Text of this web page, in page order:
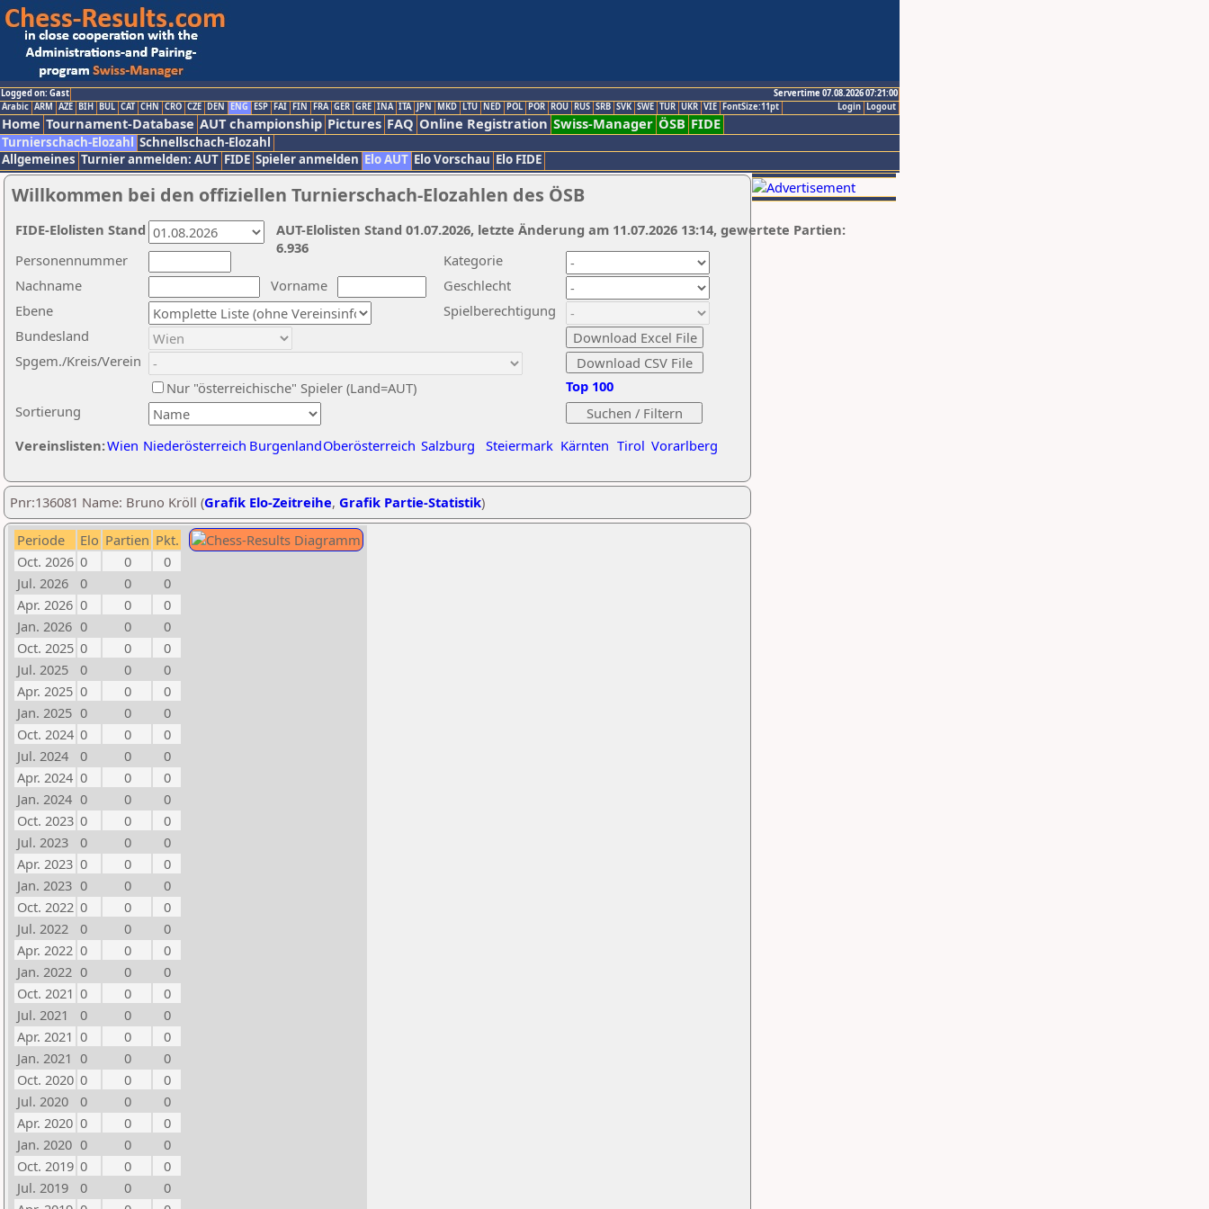
Logged on: Gast
Servertime 07.08.2026 07:21:00
Logout
Login
Arabic ARM AZE BIH BUL CAT CHN CRO CZE DEN ENG ESP FAI FIN FRA GER GRE INA ITA JPN MKD LTU NED POL POR ROU RUS SRB SVK SWE TUR UKR VIE FontSize:11pt
Home Tournament-Database AUT championship Pictures FAQ Online Registration Swiss-Manager ÖSB FIDE
Turnierschach-Elozahl Schnellschach-Elozahl
Allgemeines Turnier anmelden: AUT FIDE Spieler anmelden Elo AUT Elo Vorschau Elo FIDE
Willkommen bei den offiziellen Turnierschach-Elozahlen des ÖSB
Nachname
Vorname
Ebene
Kategorie
Sortierung
Personennummer
Bundesland
Spgem./Kreis/Verein
Geschlecht
Nur "österreichische" Spieler (Land=AUT)
Spielberechtigung
Vereinslisten:Wien Niederösterreich BurgenlandOberösterreich Salzburg Steiermark Kärnten Tirol Vorarlberg
Top 100
AUT-Elolisten Stand 01.07.2026, letzte Änderung am 11.07.2026 13:14, gewertete Partien:
6.936
FIDE-Elolisten Stand
Pnr:136081 Name: Bruno Kröll (Grafik Elo-Zeitreihe, Grafik Partie-Statistik)
Periode Elo Partien Pkt.
Oct. 2026 0 0
0
Jul. 2026
0 0
0
Apr. 2026 0 0
0
Jan. 2026 0 0
0
Oct. 2025 0 0
0
Jul. 2025
0 0
0
Apr. 2025 0 0
0
Jan. 2025 0 0
0
Oct. 2024 0 0
0
Jul. 2024
0 0
0
Apr. 2024 0 0
0
Jan. 2024 0 0
0
Oct. 2023 0 0
0
Jul. 2023
0 0
0
Apr. 2023 0 0
0
Jan. 2023 0 0
0
Oct. 2022 0 0
0
Jul. 2022
0 0
0
Apr. 2022 0 0
0
Jan. 2022 0 0
0
Oct. 2021 0 0
0
Jul. 2021
0 0
0
Apr. 2021 0 0
0
Jan. 2021 0 0
0
Oct. 2020 0 0
0
Jul. 2020
0 0
0
Apr. 2020 0 0
0
Jan. 2020 0 0
0
Oct. 2019 0 0
0
Jul. 2019
0 0
0